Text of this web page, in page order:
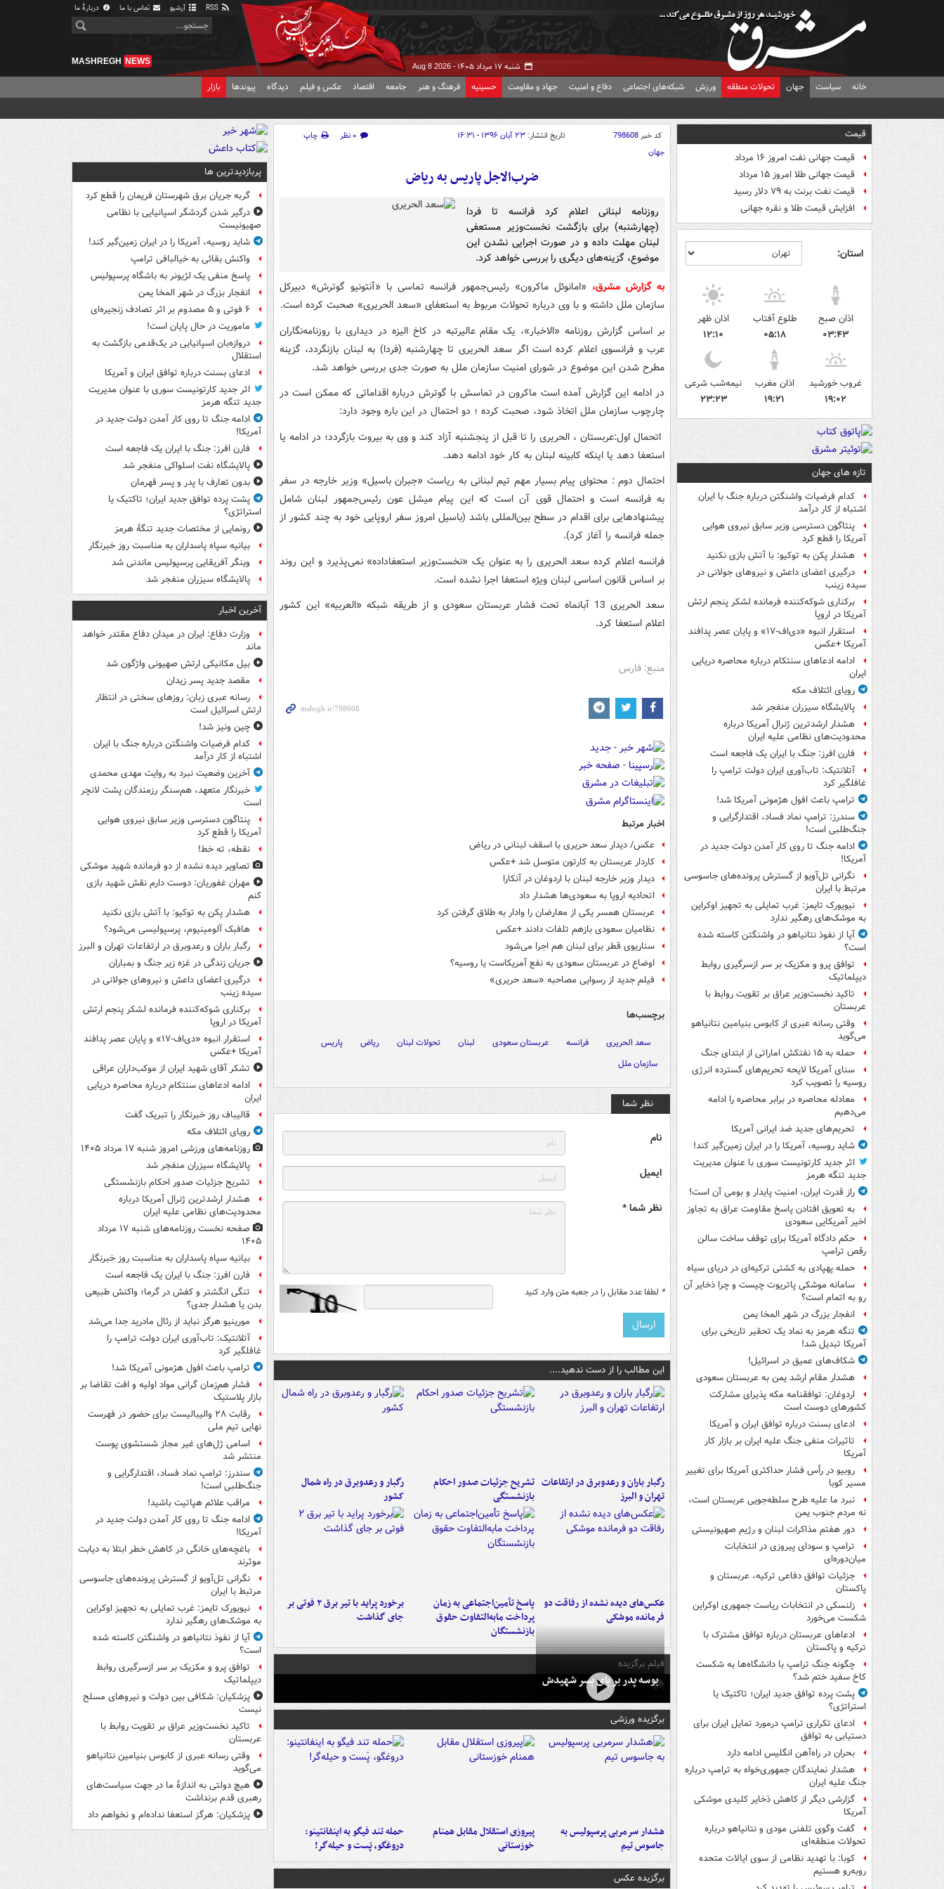
آرشیو تماس با ما دربارهٔ ما
شنبه ۱۷ مرداد ۱۴۰۵ - Aug 8 2026
MASHREGH NEWS
خانه سیاست جهان تحولات منطقه ورزش شبکه‌های اجتماعی دفاع و امنیت جهاد و مقاومت حسینیه فرهنگ و هنر جامعه اقتصاد عکس و فیلم دیدگاه پیوندها بازار
قیمت
قیمت جهانی نفت امروز ۱۶ مرداد
قیمت جهانی طلا امروز ۱۵ مرداد
قیمت نفت برنت به ۷۹ دلار رسید
افزایش قیمت طلا و نقره جهانی
استان:
اذان صبح
۰۳:۴۳
طلوع آفتاب
۰۵:۱۸
اذان ظهر
۱۲:۱۰
غروب خورشید
۱۹:۰۲
اذان مغرب
۱۹:۲۱
نیمه‌شب شرعی
۲۳:۲۳
تازه های جهان
کدام فرضیات واشنگتن درباره جنگ با ایران
اشتباه از کار درآمد
پنتاگون دسترسی وزیر سابق نیروی هوایی
آمریکا را قطع کرد
هشدار پکن به توکیو: با آتش بازی نکنید
درگیری اعضای داعش و نیروهای جولانی در
سیده زینب
برکناری شوکه‌کننده فرمانده لشکر پنجم ارتش
آمریکا در اروپا
استقرار انبوه «دی‌اف‑۱۷» و پایان عصر پدافند
آمریکا +عکس
ادامه ادعاهای سنتکام درباره محاصره دریایی
ایران
رویای ائتلاف مکه
پالایشگاه سیزران منفجر شد
هشدار ارشدترین ژنرال آمریکا درباره
محدودیت‌های نظامی علیه ایران
فارن افرز: جنگ با ایران یک فاجعه است
آتلانتیک: تاب‌آوری ایران دولت ترامپ را
غافلگیر کرد
ترامپ باعث افول هژمونی آمریکا شد!
سندرز: ترامپ نماد فساد، اقتدارگرایی و
جنگ‌طلبی است!
ادامه جنگ تا روی کار آمدن دولت جدید در
آمریکا!
نگرانی تل‌آویو از گسترش پرونده‌های جاسوسی
مرتبط با ایران
نیویورک تایمز: غرب تمایلی به تجهیز اوکراین
به موشک‌های رهگیر ندارد
آیا از نفوذ نتانیاهو در واشنگتن کاسته شده
است؟
توافق پرو و مکزیک بر سر ازسرگیری روابط
دیپلماتیک
تاکید نخست‌وزیر عراق بر تقویت روابط با
عربستان
وقتی رسانه عبری از کابوس بنیامین نتانیاهو
می‌گوید
حمله به ۱۵ نفتکش‌ اماراتی از ابتدای جنگ
سنای آمریکا لایحه تحریم‌های گسترده انرژی
روسیه را تصویب کرد
معادله محاصره در برابر محاصره را ادامه
می‌دهیم
تحریم‌های جدید ضد ایرانی آمریکا
شاید روسیه، آمریکا را در ایران زمین‌گیر کند!
اثر جدید کارتونیست سوری با عنوان مدیریت
جدید تنگه هرمز
راز قدرت ایران، امنیت پایدار و بومی آن است!
به تعویق افتادن پاسخ مقاومت عراق به تجاوز
اخیر آمریکایی سعودی
حکم دادگاه آمریکا برای توقف ساخت سالن
رقص ترامپ
حمله پهپادی به کشتی ترکیه‌ای در دریای سیاه
سامانه موشکی پاتریوت چیست و چرا ذخایر آن
رو به اتمام است؟
انفجار بزرگ در شهر المخا یمن
تنگه هرمز به نماد یک تحقیر تاریخی برای
آمریکا تبدیل شد!
شکاف‌های عمیق در اسرائیل!
هشدار مقام ارشد یمن به عربستان سعودی
اردوغان: توافقنامه مکه پذیرای مشارکت
کشورهای دوست است
ادعای بسنت درباره توافق ایران و آمریکا
تاثیرات منفی جنگ علیه ایران بر بازار کار
آمریکا
روبیو در رأس فشار حداکثری آمریکا برای تغییر
مسیر کوبا
نبرد ما علیه طرح سلطه‌جویی عربستان است،
نه مردم جنوب یمن
دور هفتم مذاکرات لبنان و رژیم صهیونیستی
ترامپ و سودای پیروزی در انتخابات
میان‌دوره‌ای
جزئیات توافق دفاعی ترکیه، عربستان و
پاکستان
زلنسکی در انتخابات ریاست جمهوری اوکراین
شکست می‌خورد
ادعاهای عربستان درباره توافق مشترک با
ترکیه و پاکستان
چگونه جنگ ترامپ با دانشگاه‌ها به شکست
کاخ سفید ختم شد؟
پشت پرده توافق جدید ایران؛ تاکتیک یا
استراتژی؟
ادعای تکراری ترامپ درمورد تمایل ایران برای
دستیابی به توافق
بحران در راه‌آهن انگلیس ادامه دارد
هشدار نمایندگان جمهوری‌خواه به ترامپ درباره
جنگ علیه ایران
گزارشی دیگر از کاهش ذخایر کلیدی موشکی
آمریکا
گفت وگوی تلفنی مودی و نتانیاهو درباره
تحولات منطقه‌ای
کوبا: با تهدید نظامی از سوی ایالات متحده
روبه‌رو هستیم
کد خبر798608 تاریخ انتشار: ۲۳ آبان ۱۳۹۶ - ۱۶:۳۱ ۰ نظر
چاپ
جهان
ضرب‌الاجل پاریس به ریاض
روزنامه لبنانی اعلام کرد فرانسه تا فردا
(چهارشنبه) برای بازگشت نخست‌وزیر مستعفی
لبنان مهلت داده و در صورت اجرایی نشدن این
موضوع، گزینه‌های دیگری را بررسی خواهد کرد.
به گزارش مشرق، «امانوئل ماکرون» رئیس‌جمهور فرانسه تماسی با «آنتونیو گوترش» دبیرکل
سازمان ملل داشته و با وی درباره تحولات مربوط به استعفای «سعد الحریری» صحبت کرده است.
بر اساس گزارش روزنامه «الاخبار»، یک مقام عالیرتبه در کاخ الیزه در دیداری با روزنامه‌نگاران
عرب و فرانسوی اعلام کرده است اگر سعد الحریری تا چهارشنبه (فردا) به لبنان بازنگردد، گزینه
مطرح شدن این موضوع در شورای امنیت سازمان ملل به صورت جدی بررسی خواهد شد.
در ادامه این گزارش آمده است ماکرون در تماسش با گوترش درباره اقداماتی که ممکن است در
چارچوب سازمان ملل اتخاذ شود، صحبت کرده ؛ دو احتمال در این باره وجود دارد:
اتحمال اول:عربستان ، الحریری را تا قبل از پنجشنبه آزاد کند و وی به بیروت بازگردد؛ در ادامه یا
استعفا دهد یا اینکه کابینه لبنان به کار خود ادامه دهد.
احتمال دوم : محتوای پیام بسیار مهم تیم لبنانی به ریاست «جبران باسیل» وزیر خارجه در سفر
به فرانسه است و احتمال قوی آن است که این پیام میشل عون رئیس‌جمهور لبنان شامل
پیشنهادهایی برای اقدام در سطح بین‌المللی باشد (باسیل امروز سفر اروپایی خود به چند کشور از
جمله فرانسه را آغاز کرد).
فرانسه اعلام کرده سعد الحریری را به عنوان یک «نخست‌وزیر استعفاداده» نمی‌پذیرد و این روند
بر اساس قانون اساسی لبنان ویژه استعفا اجرا نشده است.
سعد الحریری 13 آبانماه تحت فشار عربستان سعودی و از طریقه شبکه «العربیه» این کشور
اعلام استعفا کرد.
منبع: فارس
اخبار مرتبط
عکس/ دیدار سعد حریری با اسقف لبنانی در ریاض
کاردار عربستان به کارتون متوسل شد +عکس
دیدار وزیر خارجه لبنان با اردوغان در آنکارا
اتحادیه اروپا به سعودی‌ها هشدار داد
عربستان همسر یکی از معارضان را وادار به طلاق گرفتن کرد
نظامیان سعودی بازهم تلفات دادند +عکس
سناریوی قطر برای لبنان هم اجرا می‌شود
اوضاع در عربستان سعودی به نفع آمریکاست یا روسیه؟
فیلم جدید از رسوایی مصاحبه «سعد حریری»
برچسب‌ها
سعد الحریری فرانسه عربستان سعودی لبنان تحولات لبنان ریاض
پاریس
سازمان ملل
نظر شما
نام
ایمیل
نظر شما *
* لطفا عدد مقابل را در جعبه متن وارد کنید
این مطالب را از دست ندهید....
رگبار باران و رعدوبرق در ارتفاعات
تهران و البرز
تشریح جزئیات صدور احکام
بازنشستگی
رگبار و رعدوبرق در راه شمال
کشور
عکس‌های دیده نشده از رفاقت دو
فرمانده‌ موشکی
پاسخ تأمین‌اجتماعی به زمان
پرداخت مابه‌التفاوت حقوق
بازنشستگان
برخورد پراید با تیر برق ۲ فوتی بر
جای گذاشت
فیلم برگزیده
بوسه‌ پدر بر پای پسر شهیدش
برگزیده ورزشی
هشدار سرمربی پرسپولیس به
جاسوس تیم
پیروزی استقلال مقابل همنام
خوزستانی
حمله تند فیگو به اینفانتینو:
دروغگو، پَست‌ و حیله‌گر!
برگزیده عکس
پربازدیدترین ها
گربه جریان برق شهرستان فریمان را قطع کرد
درگیر شدن گردشگر اسپانیایی با نظامی
صهیونیست
شاید روسیه، آمریکا را در ایران زمین‌گیر کند!
واکنش بقائی به خیالبافی ترامپ
پاسخ منفی یک لژیونر به باشگاه پرسپولیس
انفجار بزرگ در شهر المخا یمن
۶ فوتی و ۵ مصدوم بر اثر تصادف زنجیره‌ای
ماموریت در حال پایان است!
دروازه‌بان اسپانیایی در یک‌قدمی بازگشت به
استقلال
ادعای بسنت درباره توافق ایران و آمریکا
اثر جدید کارتونیست سوری با عنوان مدیریت
جدید تنگه هرمز
ادامه جنگ تا روی کار آمدن دولت جدید در
آمریکا!
فارن افرز: جنگ با ایران یک فاجعه است
پالایشگاه نفت اسلواکی منفجر شد
بدون تعارف با پدر و پسر قهرمان
پشت پرده توافق جدید ایران؛ تاکتیک یا
استراتژی؟
رونمایی از مختصات جدید تنگۀ هرمز
بیانیه سپاه پاسداران به مناسبت روز خبرنگار
وینگر آفریقایی پرسپولیس ماندنی شد
پالایشگاه سیزران منفجر شد
آخرین اخبار
وزارت دفاع: ایران در میدان دفاع مقتدر خواهد
ماند
بیل مکانیکی ارتش صهیونی واژگون شد
مقصد جدید پسر زیدان
رسانه عبری زبان: روزهای سختی در انتظار
ارتش اسرائیل است
چین ونیز شد!
کدام فرضیات واشنگتن درباره جنگ با ایران
اشتباه از کار درآمد
آخرین وضعیت نبرد به روایت مهدی محمدی
خبرنگار متعهد، هم‌سنگر رزمندگان پشت لانچر
است
پنتاگون دسترسی وزیر سابق نیروی هوایی
آمریکا را قطع کرد
نقطه، ته خط!
تصاویر دیده‌ نشده از دو فرمانده شهید موشکی
مهران غفوریان: دوست دارم نقش شهید بازی
کنم
هشدار پکن به توکیو: با آتش بازی نکنید
هافبک آلومینیوم، پرسپولیسی می‌شود؟
رگبار باران و رعدوبرق در ارتفاعات تهران و البرز
جریان زندگی در غزه زیر جنگ و بمباران
درگیری اعضای داعش و نیروهای جولانی در
سیده زینب
برکناری شوکه‌کننده فرمانده لشکر پنجم ارتش
آمریکا در اروپا
استقرار انبوه «دی‌اف‑۱۷» و پایان عصر پدافند
آمریکا +عکس
تشکر آقای شهید ایران از موکب‌داران عراقی
ادامه ادعاهای سنتکام درباره محاصره دریایی
ایران
قالیباف روز خبرنگار را تبریک گفت
رویای ائتلاف مکه
روزنامه‌های ورزشی امروز ‌شنبه ۱۷ مرداد ۱۴۰۵
پالایشگاه سیزران منفجر شد
تشریح جزئیات صدور احکام بازنشستگی
هشدار ارشدترین ژنرال آمریکا درباره
محدودیت‌های نظامی علیه ایران
صفحه نخست روزنامه‌های شنبه ۱۷ مرداد
۱۴۰۵
بیانیه سپاه پاسداران به مناسبت روز خبرنگار
فارن افرز: جنگ با ایران یک فاجعه است
تنگی انگشتر و کفش در گرما؛ واکنش طبیعی
بدن یا هشدار جدی؟
مورینیو هرگز نباید از رئال مادرید جدا می‌شد
آتلانتیک: تاب‌آوری ایران دولت ترامپ را
غافلگیر کرد
ترامپ باعث افول هژمونی آمریکا شد!
فشار هم‌زمان گرانی مواد اولیه و افت تقاضا بر
بازار پلاستیک
رقابت ۲۸ والیبالیست برای حضور در فهرست
نهایی تیم ملی
اسامی ژل‌های غیر مجاز شستشوی پوست
منتشر شد
سندرز: ترامپ نماد فساد، اقتدارگرایی و
جنگ‌طلبی است!
مراقب علائم هپاتیت باشید!
ادامه جنگ تا روی کار آمدن دولت جدید در
آمریکا!
باغچه‌های خانگی در کاهش خطر ابتلا به دیابت
موثرند
نگرانی تل‌آویو از گسترش پرونده‌های جاسوسی
مرتبط با ایران
نیویورک تایمز: غرب تمایلی به تجهیز اوکراین
به موشک‌های رهگیر ندارد
آیا از نفوذ نتانیاهو در واشنگتن کاسته شده
است؟
توافق پرو و مکزیک بر سر ازسرگیری روابط
دیپلماتیک
پزشکیان: شکافی بین دولت و نیروهای مسلح
نیست
تاکید نخست‌وزیر عراق بر تقویت روابط با
عربستان
وقتی رسانه عبری از کابوس بنیامین نتانیاهو
می‌گوید
هیچ دولتی به اندازۀ ما در جهت سیاست‌های
رهبری قدم برنداشت
پزشکیان: هرگز استعفا نداده‌ام و نخواهم داد